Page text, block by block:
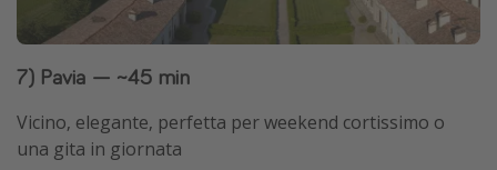
7) Pavia — ~45 min
Vicino, elegante, perfetta per weekend cortissimo o
una gita in giornata